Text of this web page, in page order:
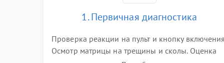
Корпус и механика
1. Первичная диагностика
Проверка реакции на пульт и кнопку
Осмотр матрицы на трещины и сколы. Оценка